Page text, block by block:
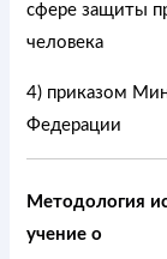
сфере защиты
человека
4) приказом
Федерации
Методология
учение о